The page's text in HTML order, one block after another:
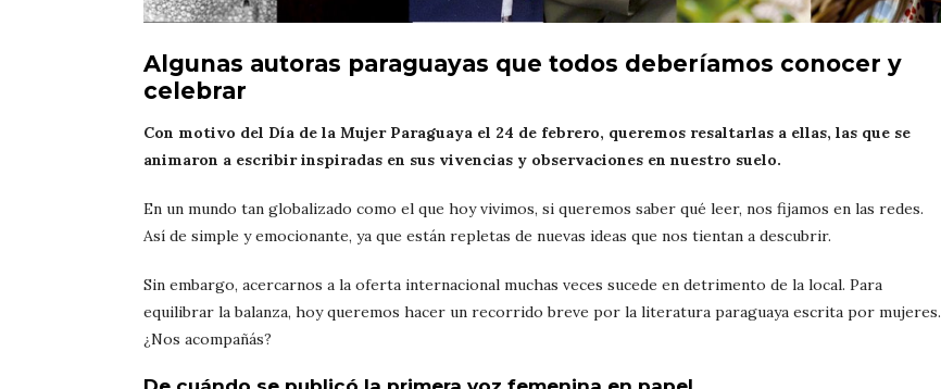
Algunas autoras paraguayas que todos deberíamos conocer y
celebrar
Con motivo del Día de la Mujer Paraguaya el 24 de febrero, queremos resaltarlas a ellas, las que se
animaron a escribir inspiradas en sus vivencias y observaciones en nuestro suelo.
En un mundo tan globalizado como el que hoy vivimos, si queremos saber qué leer, nos fijamos en las redes.
Así de simple y emocionante, ya que están repletas de nuevas ideas que nos tientan a descubrir.
Sin embargo, acercarnos a la oferta internacional muchas veces sucede en detrimento de la local. Para
equilibrar la balanza, hoy queremos hacer un recorrido breve por la literatura paraguaya escrita por mujeres.
¿Nos acompañás?